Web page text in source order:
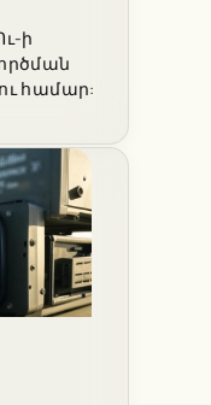
ի
համար: